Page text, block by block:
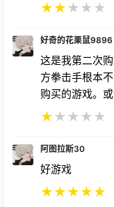
★★★ ★ ★
好奇的花栗鼠9896
这是我第二次
方拳击手根本
购买的游戏。
★★ ★ ★ ★
阿图拉斯30
好游戏
★★★★★